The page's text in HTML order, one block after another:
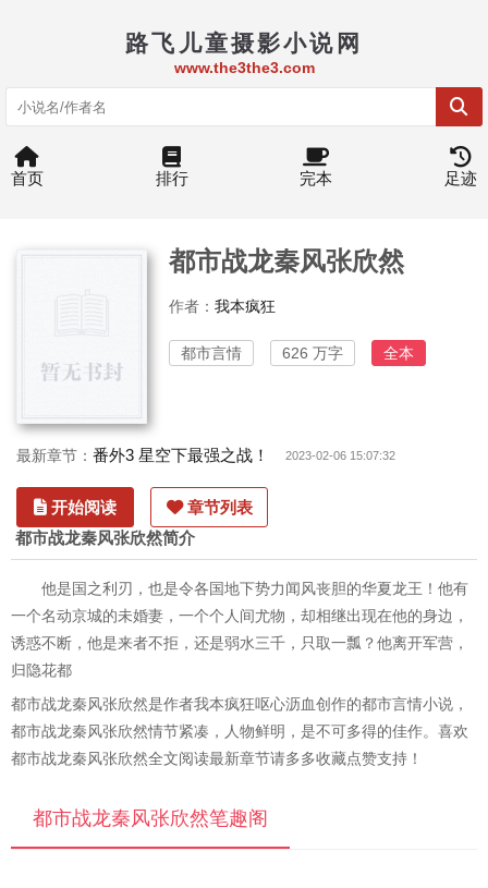
路飞儿童摄影小说网
www.the3the3.com
首页 排行 完本 足迹
都市战龙秦风张欣然
作者： 我本疯狂
都市言情 626 万字 全本
最新章节： 番外3 星空下最强之战！ 2023-02-06 15:07:32
开始阅读 章节列表
都市战龙秦风张欣然简介
他是国之利刃，也是令各国地下势力闻风丧胆的华夏龙王！他有
一个名动京城的未婚妻，一个个人间尤物，却相继出现在他的身边，
诱惑不断，他是来者不拒，还是弱水三千，只取一瓢？他离开军营，
归隐花都
都市战龙秦风张欣然是作者我本疯狂呕心沥血创作的都市言情小说，
都市战龙秦风张欣然情节紧凑，人物鲜明，是不可多得的佳作。喜欢
都市战龙秦风张欣然全文阅读最新章节请多多收藏点赞支持！
都市战龙秦风张欣然笔趣阁